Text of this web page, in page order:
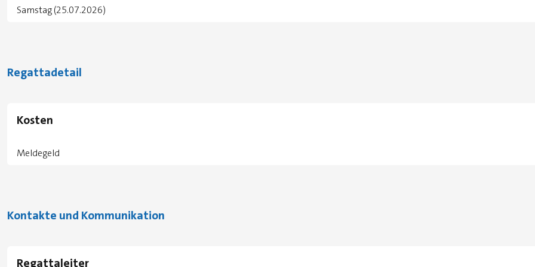
Samstag (25.07.2026)
Regattadetail
Kosten
Meldegeld
Kontakte und Kommunikation
Regattaleiter